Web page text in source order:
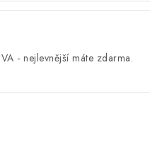
- nejlevnější máte zdarma.